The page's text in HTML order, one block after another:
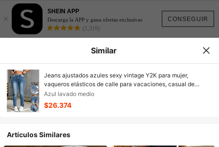
CONSEGUIR
×
SHEIN APP
Descarga la APP y gana ofertas exclusivas
(1,319)
Similar
Jeans ajustados azules sexy vintage Y2K para mujer,
vaqueros elásticos de calle para vacaciones, casual de
verano 2026
Azul lavado medio
$26.374
Artículos Similares